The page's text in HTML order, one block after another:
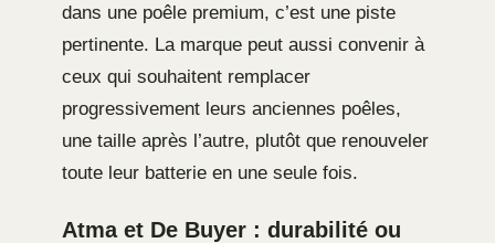
dans une poêle premium, c’est une piste
pertinente. La marque peut aussi convenir à
ceux qui souhaitent remplacer
progressivement leurs anciennes poêles,
une taille après l’autre, plutôt que renouveler
toute leur batterie en une seule fois.
Atma et De Buyer : durabilité ou